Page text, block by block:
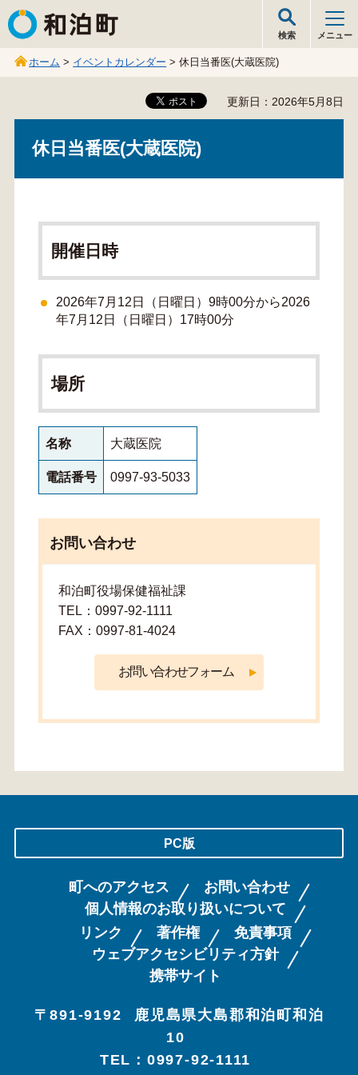
和泊町
検索 メニュー
ホーム > イベントカレンダー > 休日当番医(大蔵医院)
更新日：2026年5月8日
休日当番医(大蔵医院)
開催日時
2026年7月12日（日曜日）9時00分から2026
年7月12日（日曜日）17時00分
場所
名称 大蔵医院
電話番号 0997-93-5033
お問い合わせ
和泊町役場保健福祉課
TEL：0997-92-1111
FAX：0997-81-4024
PC版
町へのアクセス
お問い合わせ
個人情報のお取り扱いについて
リンク
著作権
免責事項
ウェブアクセシビリティ方針
携帯サイト
〒891-9192
鹿児島県大島郡和泊町和泊
10
TEL：0997-92-1111